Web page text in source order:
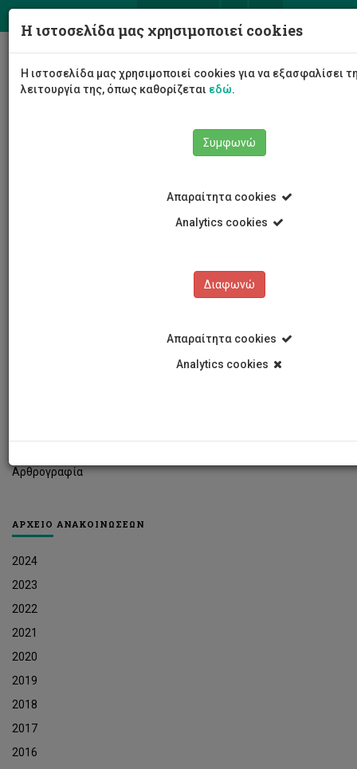
Αρθρογραφία
ΑΡΧΕΙΟ ΑΝΑΚΟΙΝΩΣΕΩΝ
2024
2023
2022
2021
2020
2019
2018
2017
2016
Η ιστοσελίδα μας χρησιμοποιεί cookies
Η ιστοσελίδα μας χρησιμοποιεί cookies για να εξασφαλίσει
λειτουργία της, όπως καθορίζεται εδώ.
Συμφωνώ
Απαραίτητα cookies
Analytics cookies
Διαφωνώ
Απαραίτητα cookies
Analytics cookies